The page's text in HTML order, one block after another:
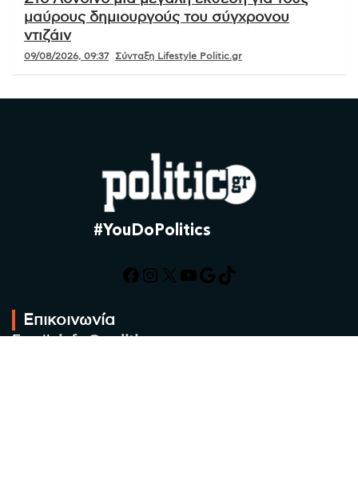
μαύρους δημιουργούς του σύγχρονου
ντιζάιν
09/08/2026, 09:37 Σύνταξη Lifestyle Politic.gr
#YouDoPolitics
Facebook
Instagram
X YouTube
Google
TikTok
Επικοινωνία
Email:info@politic.gr